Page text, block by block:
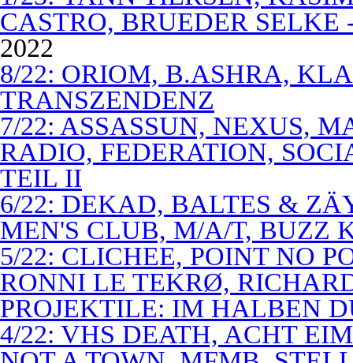
CASTRO, BRUEDER SELKE
2022
8/22: ORIOM, B.ASHRA,
TRANSZENDENZ
7/22: ASSASSUN, NEXUS,
RADIO, FEDERATION,
TEIL II
6/22: DEKAD, BALTES &
MEN'S CLUB, M/A/T, BUZZ
5/22: CLICHEE, POINT NO
RONNI LE TEKRØ,
PROJEKTILE: IM HALBEN
4/22: VHS DEATH, ACHT